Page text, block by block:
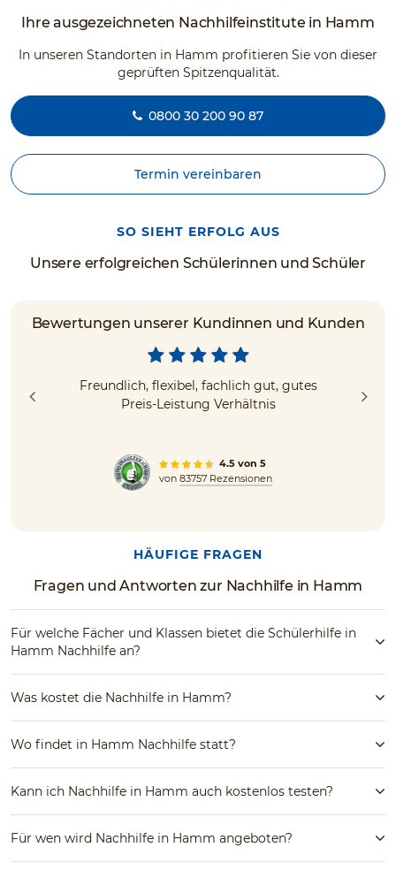
Ihre ausgezeichneten Nachhilfeinstitute in Hamm
In unseren Standorten in Hamm profitieren Sie von dieser
geprüften Spitzenqualität.
0800 30 200 90 87
Termin vereinbaren
SO SIEHT ERFOLG AUS
Unsere erfolgreichen Schülerinnen und Schüler
Bewertungen unserer Kundinnen und Kunden
Freundlich, flexibel, fachlich gut, gutes
Preis-Leistung Verhältnis
4.5 von 5
von 83757 Rezensionen
HÄUFIGE FRAGEN
Fragen und Antworten zur Nachhilfe in Hamm
Für welche Fächer und Klassen bietet die Schülerhilfe in
Hamm Nachhilfe an?
Was kostet die Nachhilfe in Hamm?
Wo findet in Hamm Nachhilfe statt?
Kann ich Nachhilfe in Hamm auch kostenlos testen?
Für wen wird Nachhilfe in Hamm angeboten?